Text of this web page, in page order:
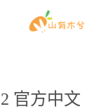
官方中文